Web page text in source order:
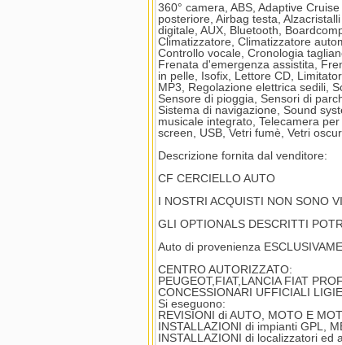
360° camera, ABS, Adaptive
posteriore, Airbag testa,
digitale, AUX, Bluetooth,
Climatizzatore, Climatizzatore
Controllo vocale, Cronologia
Frenata d'emergenza assistita,
in pelle, Isofix, Lettore CD,
MP3, Regolazione elettrica sedili,
Sensore di pioggia, Sensori di
Sistema di navigazione, Sound
musicale integrato, Telecamera
screen, USB, Vetri fumè, Vetri
Descrizione fornita dal venditore:
CF CERCIELLO AUTO
I NOSTRI ACQUISTI NON SONO
GLI OPTIONALS DESCRITTI
Auto di provenienza
CENTRO AUTORIZZATO:
PEUGEOT,FIAT,LANCIA FIAT
CONCESSIONARI UFFICIALI
Si eseguono:
REVISIONI di AUTO, MOTO E
INSTALLAZIONI di impianti GPL,
INSTALLAZIONI di localizzatori ed